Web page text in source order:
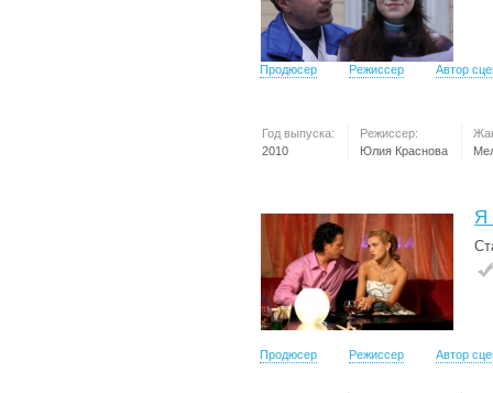
Продюсер Режиссер Автор
Год выпуска:
2010
Режиссер:
Юлия Краснова
Я
Продюсер Режиссер Автор